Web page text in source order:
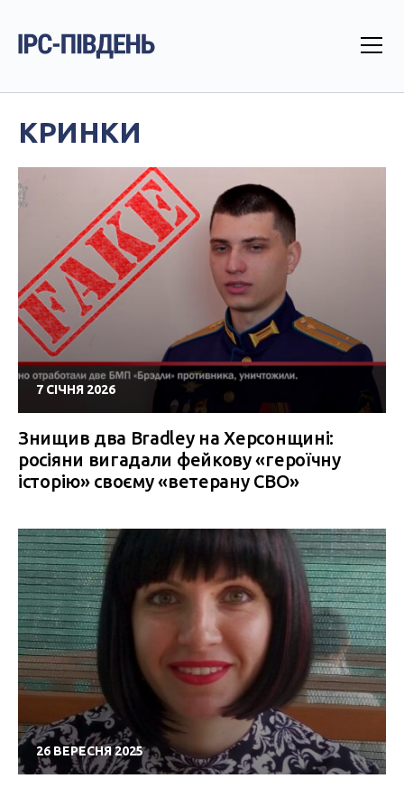
КРИНКИ
7 СІЧНЯ 2026
Знищив два Bradley на Херсонщині:
росіяни вигадали фейкову «героїчну
історію» своєму «ветерану СВО»
26 ВЕРЕСНЯ 2025